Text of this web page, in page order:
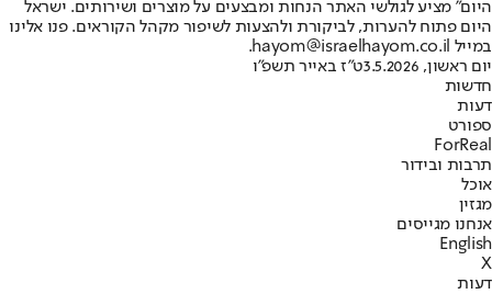
היום" מציע לגולשי האתר הנחות ומבצעים על מוצרים ושירותים. ישראל
היום פתוח להערות, לביקורת ולהצעות לשיפור מקהל הקוראים. פנו אלינו
במייל hayom@israelhayom.co.il.
יום ראשון, 3.5.2026
ט"ז באייר תשפ"ו
חדשות
דעות
ספורט
ForReal
תרבות ובידור
אוכל
מגזין
אנחנו מגייסים
English
X
דעות